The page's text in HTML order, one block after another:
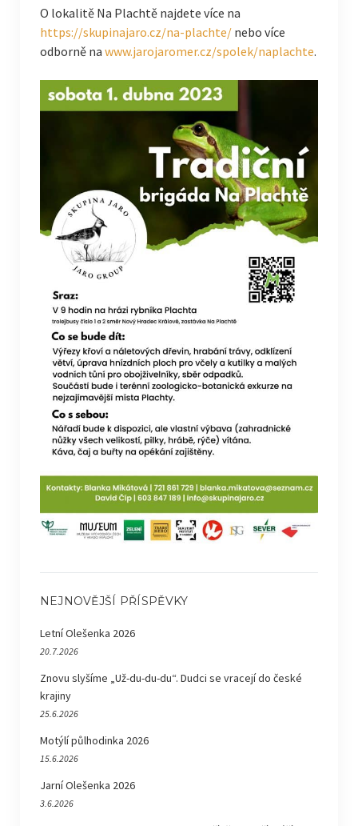
O lokalitě Na Plachtě najdete více na
https://skupinajaro.cz/na-plachte/nebo více
odborně na www.jarojaromer.cz/spolek/naplachte.
NEJNOVĚJŠÍ PŘÍSPĚVKY
Letní Olešenka 2026
20.7.2026
Znovu slyšíme „Už-du-du-du“. Dudci se vracejí do české
krajiny
25.6.2026
Motýlí půlhodinka 2026
15.6.2026
Jarní Olešenka 2026
3.6.2026